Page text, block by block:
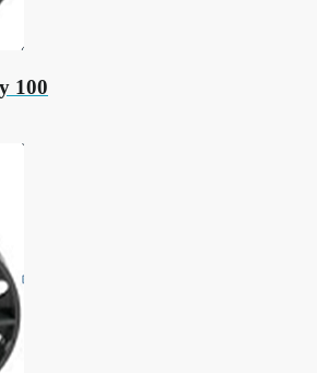
100